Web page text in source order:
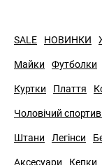
SALE НОВИНКИ
Майки Футболки
Куртки Плаття
Чоловічий
Штани Легінси
Аксесуари Кепки